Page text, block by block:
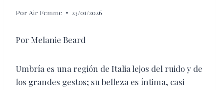
Por Air Femme 23/01/2026
Por Melanie Beard
Umbría es una región de Italia lejos del ruido y de
los grandes gestos; su belleza es íntima, casi